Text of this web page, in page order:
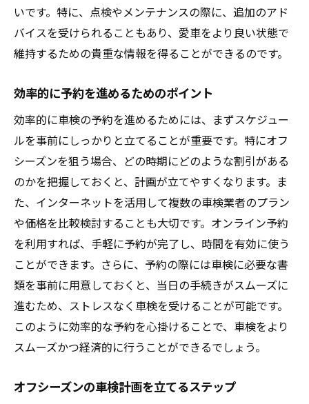
いです。特に、点検やメンテナンスの際に、追加のアド
バイスを受けられることもあり、愛車をより良い状態で
維持するための貴重な情報を得ることができるのです。
効率的に予約を進めるためのポイント
効率的に車検の予約を進めるためには、まずスケジュー
ルを事前にしっかりと立てることが重要です。特にオフ
シーズンを狙う場合、どの時期にどのような割引がある
のかを把握しておくと、計画が立てやすくなります。ま
た、インターネットを活用して複数の車検業者のプラン
や価格を比較検討することも大切です。オンライン予約
を利用すれば、手軽に予約が完了し、時間を有効に使う
ことができます。さらに、予約の際には車検に必要な書
類を事前に用意しておくと、当日の手続きがスムーズに
進むため、ストレスなく車検を受けることが可能です。
このように効率的な予約を心掛けることで、車検をより
スムーズかつ経済的に行うことができるでしょう。
オフシーズンの車検計画を立てるステップ